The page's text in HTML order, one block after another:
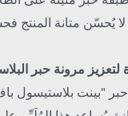
لا يُحسّن متانة
لتعزيز مرونة حبر
"بينت بلاستيسول